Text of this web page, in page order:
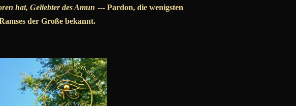
hat, Geliebter des Amun --- Pardon, die wenigsten
der Große bekannt.